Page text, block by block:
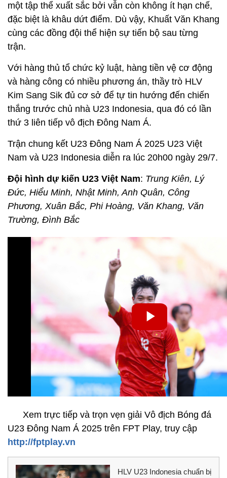
một tập thể xuất sắc bởi vẫn còn không ít hạn chế,
đặc biệt là khâu dứt điểm. Dù vậy, Khuất Văn Khang
cùng các đồng đội thể hiện sự tiến bộ sau từng
trận.
Với hàng thủ tổ chức kỷ luật, hàng tiền vệ cơ động
và hàng công có nhiều phương án, thầy trò HLV
Kim Sang Sik đủ cơ sở để tự tin hướng đến chiến
thắng trước chủ nhà U23 Indonesia, qua đó có lần
thứ 3 liên tiếp vô địch Đông Nam Á.
Trận chung kết U23 Đông Nam Á 2025 U23 Việt
Nam và U23 Indonesia diễn ra lúc 20h00 ngày 29/7.
Đội hình dự kiến U23 Việt Nam: Trung Kiên, Lý
Đức, Hiểu Minh, Nhật Minh, Anh Quân, Công
Phương, Xuân Bắc, Phi Hoàng, Văn Khang, Văn
Trường, Đình Bắc
Xem trực tiếp và trọn vẹn giải Vô địch Bóng đá
U23 Đông Nam Á 2025 trên FPT Play, truy cập
http://fptplay.vn
HLV U23 Indonesia chuẩn bị